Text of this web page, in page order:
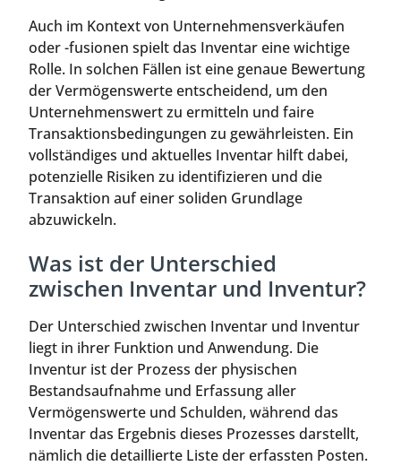
Auch im Kontext von Unternehmensverkäufen
oder -fusionen spielt das Inventar eine wichtige
Rolle. In solchen Fällen ist eine genaue Bewertung
der Vermögenswerte entscheidend, um den
Unternehmenswert zu ermitteln und faire
Transaktionsbedingungen zu gewährleisten. Ein
vollständiges und aktuelles Inventar hilft dabei,
potenzielle Risiken zu identifizieren und die
Transaktion auf einer soliden Grundlage
abzuwickeln.
Was ist der Unterschied
zwischen Inventar und Inventur?
Der Unterschied zwischen Inventar und Inventur
liegt in ihrer Funktion und Anwendung. Die
Inventur ist der Prozess der physischen
Bestandsaufnahme und Erfassung aller
Vermögenswerte und Schulden, während das
Inventar das Ergebnis dieses Prozesses darstellt,
nämlich die detaillierte Liste der erfassten Posten.